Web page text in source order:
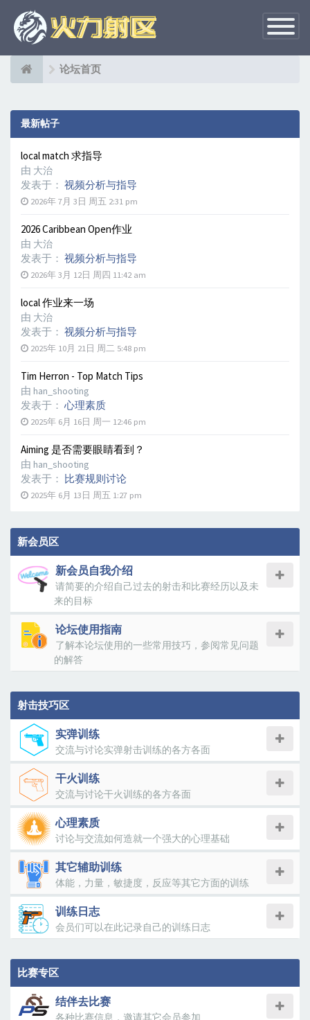
切
换
导
论坛首页
最新帖子
local match 求指导
由 大治
发表于： 视频分析与指导
2026年 7月 3日 周五 2:31 pm
2026 Caribbean Open作业
由 大治
发表于： 视频分析与指导
2026年 3月 12日 周四 11:42 am
local 作业来一场
由 大治
发表于： 视频分析与指导
2025年 10月 21日 周二 5:48 pm
Tim Herron - Top Match Tips
由 han_shooting
发表于： 心理素质
2025年 6月 16日 周一 12:46 pm
Aiming 是否需要眼睛看到？
由 han_shooting
发表于： 比赛规则讨论
2025年 6月 13日 周五 1:27 pm
新会员区
新会员自我介绍
请简要的介绍自己过去的射击和比赛经历以及未
来的目标
论坛使用指南
了解本论坛使用的一些常用技巧，参阅常见问题
的解答
射击技巧区
实弹训练
交流与讨论实弹射击训练的各方各面
干火训练
交流与讨论干火训练的各方各面
心理素质
讨论与交流如何造就一个强大的心理基础
其它辅助训练
体能，力量，敏捷度，反应等其它方面的训练
训练日志
会员们可以在此记录自己的训练日志
比赛专区
结伴去比赛
各种比赛信息，邀请其它会员参加